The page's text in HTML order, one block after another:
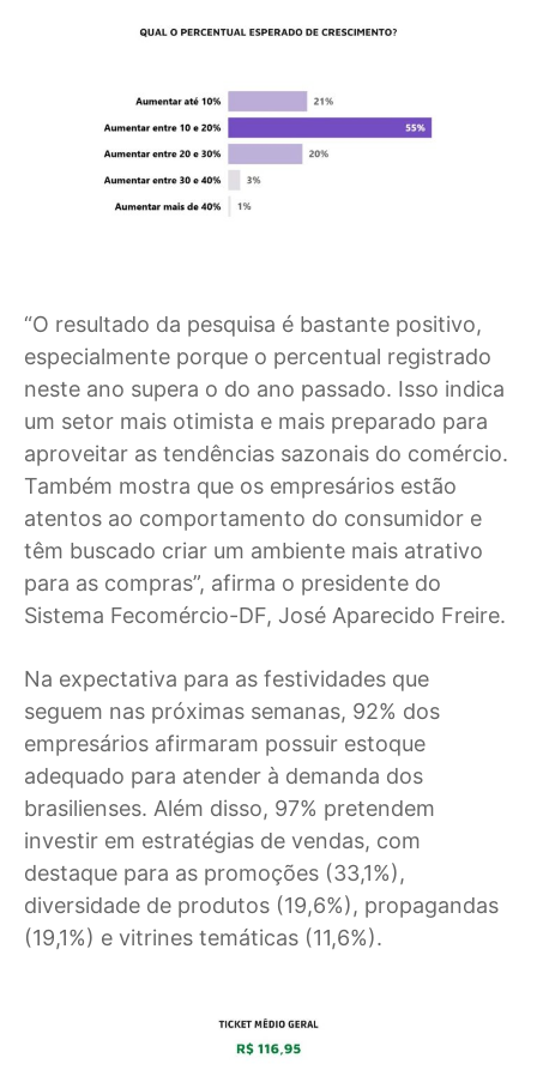
“O resultado da pesquisa é bastante positivo,
especialmente porque o percentual registrado
neste ano supera o do ano passado. Isso indica
um setor mais otimista e mais preparado para
aproveitar as tendências sazonais do comércio.
Também mostra que os empresários estão
atentos ao comportamento do consumidor e
têm buscado criar um ambiente mais atrativo
para as compras”, afirma o presidente do
Sistema Fecomércio-DF, José Aparecido Freire.
Na expectativa para as festividades que
seguem nas próximas semanas, 92% dos
empresários afirmaram possuir estoque
adequado para atender à demanda dos
brasilienses. Além disso, 97% pretendem
investir em estratégias de vendas, com
destaque para as promoções (33,1%),
diversidade de produtos (19,6%), propagandas
(19,1%) e vitrines temáticas (11,6%).